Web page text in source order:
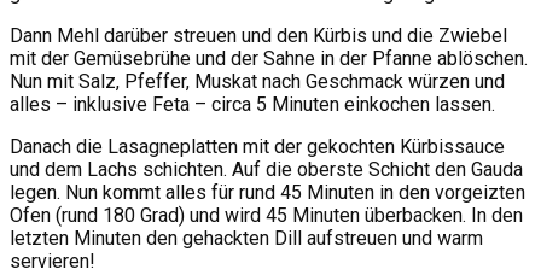
Dann Mehl darüber streuen und den Kürbis und die Zwiebel
mit der Gemüsebrühe und der Sahne in der Pfanne ablöschen.
Nun mit Salz, Pfeffer, Muskat nach Geschmack würzen und
alles – inklusive Feta – circa 5 Minuten einkochen lassen.
Danach die Lasagneplatten mit der gekochten Kürbissauce
und dem Lachs schichten. Auf die oberste Schicht den Gauda
legen. Nun kommt alles für rund 45 Minuten in den vorgeizten
Ofen (rund 180 Grad) und wird 45 Minuten überbacken. In den
letzten Minuten den gehackten Dill aufstreuen und warm
servieren!